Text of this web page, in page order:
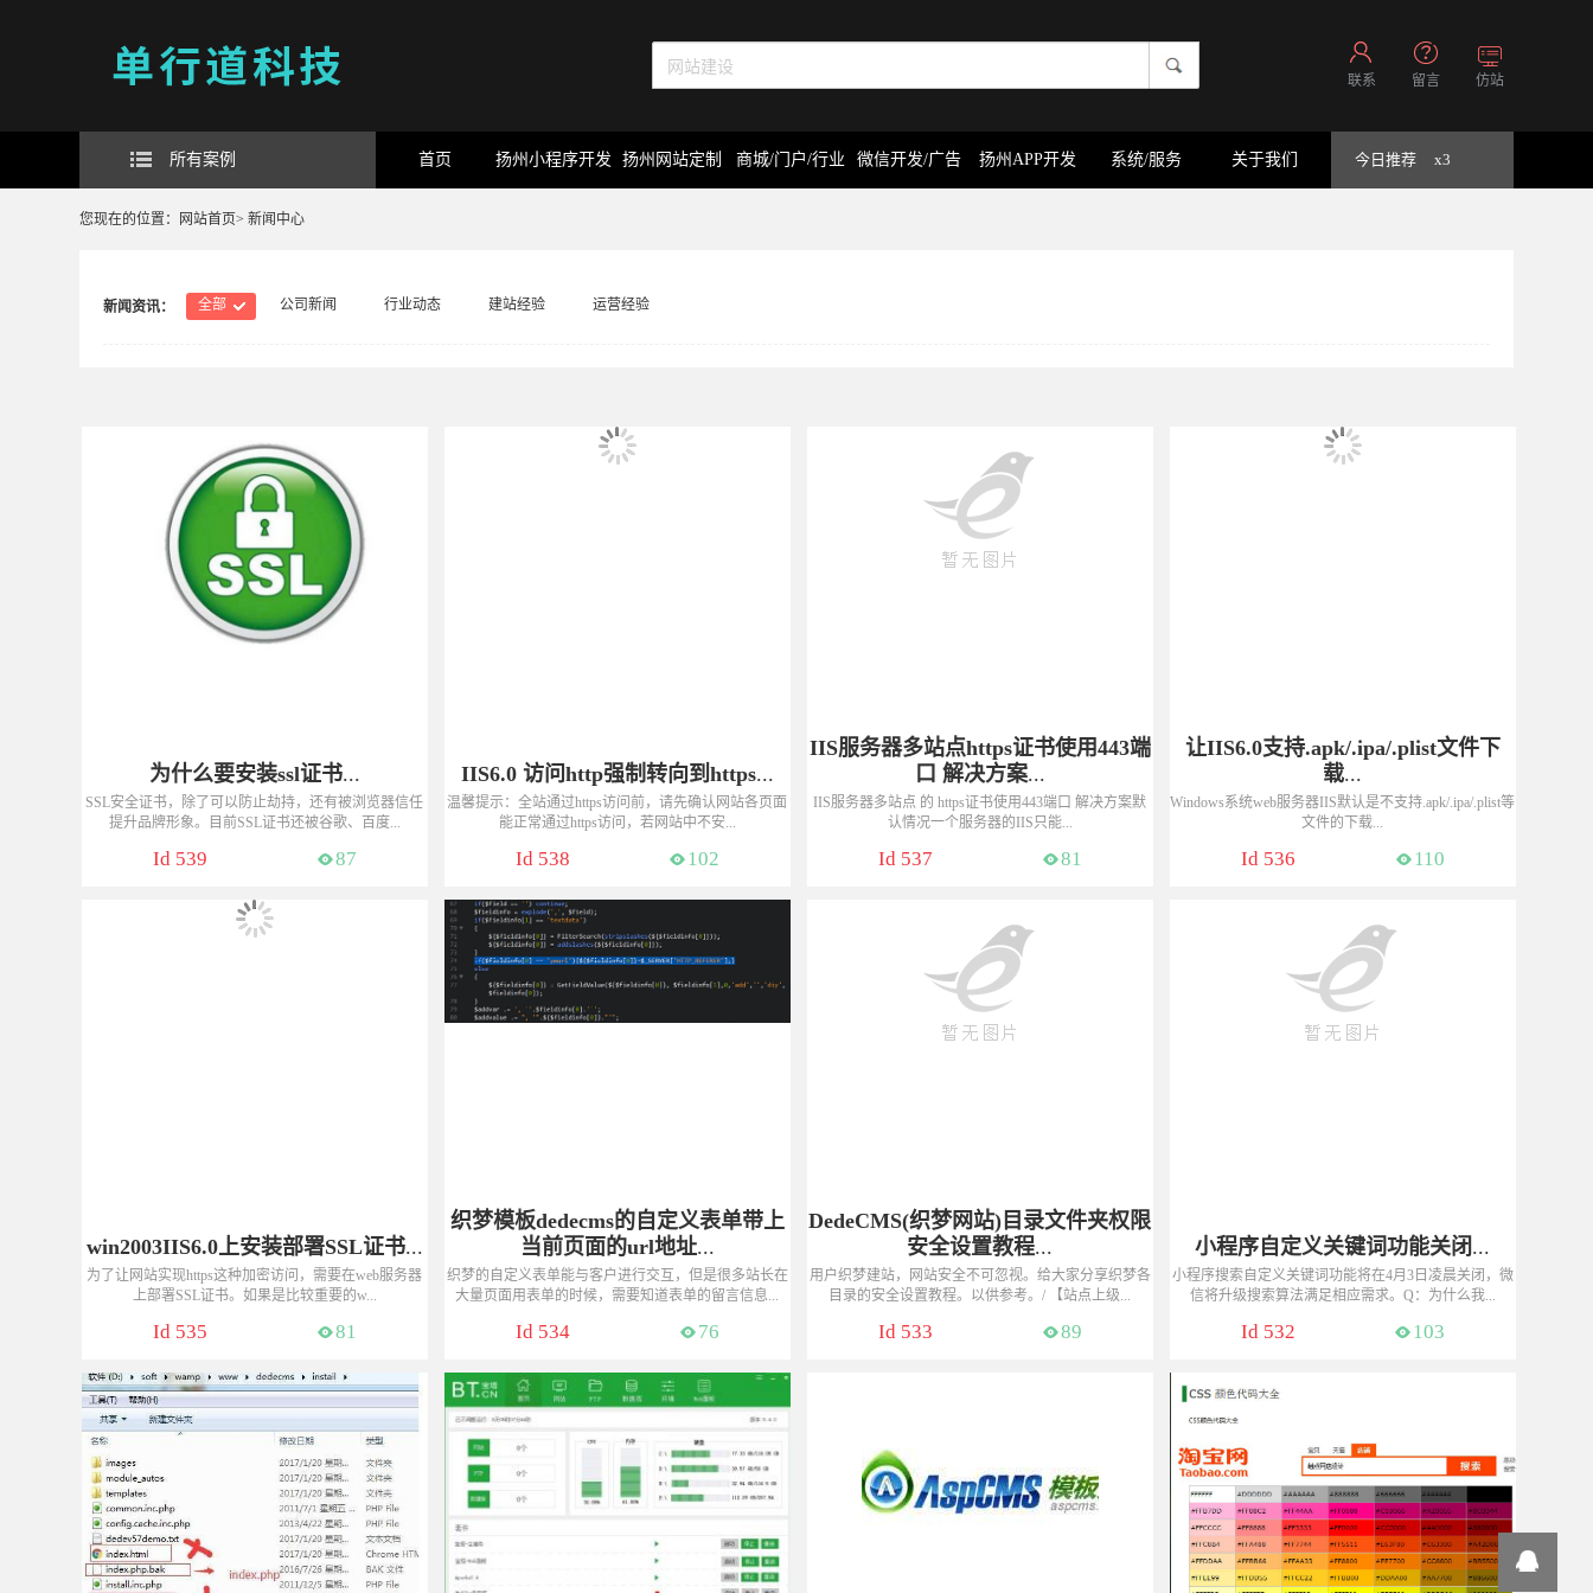
联系 留言 仿站
所有案例 首页 扬州小程序开发 扬州网站定制 商城/门户/行业 微信开发/广告 扬州APP开发 系统/服务 关于我们 今日推荐 x3
您现在的位置： 网站首页> 新闻中心
新闻资讯： 全部 公司新闻 行业动态 建站经验 运营经验
为什么要安装ssl证书...
SSL安全证书，除了可以防止劫持，还有被浏览器信任
提升品牌形象。目前SSL证书还被谷歌、百度...
咨询热线：13775048177（微信同号）
Id 539 87
IIS6.0 访问http强制转向到https...
温馨提示：全站通过https访问前，请先确认网站各页面
能正常通过https访问，若网站中不安...
咨询热线：13775048177（微信同号）
Id 538 102
IIS服务器多站点https证书使用443端
口 解决方案...
IIS服务器多站点 的 https证书使用443端口 解决方案默
认情况一个服务器的IIS只能...
咨询热线：13775048177（微信同号）
Id 537 81
让IIS6.0支持.apk/.ipa/.plist文件下
载...
Windows系统web服务器IIS默认是不支持.apk/.ipa/.plist等
文件的下载...
咨询热线：13775048177（微信同号）
Id 536 110
win2003IIS6.0上安装部署SSL证书...
为了让网站实现https这种加密访问，需要在web服务器
上部署SSL证书。如果是比较重要的w...
咨询热线：13775048177（微信同号）
Id 535 81
织梦模板dedecms的自定义表单带上
当前页面的url地址...
织梦的自定义表单能与客户进行交互，但是很多站长在
大量页面用表单的时候，需要知道表单的留言信息...
咨询热线：13775048177（微信同号）
Id 534 76
DedeCMS(织梦网站)目录文件夹权限
安全设置教程...
用户织梦建站，网站安全不可忽视。给大家分享织梦各
目录的安全设置教程。以供参考。/ 【站点上级...
咨询热线：13775048177（微信同号）
Id 533 89
小程序自定义关键词功能关闭 ...
小程序搜索自定义关键词功能将在4月3日凌晨关闭，微
信将升级搜索算法满足相应需求。Q：为什么我...
咨询热线：13775048177（微信同号）
Id 532 103